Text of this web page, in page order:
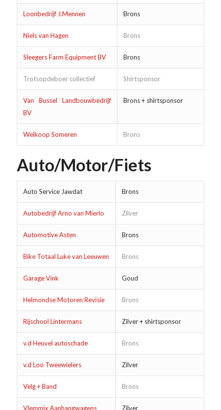
Loonbedrijf J.Mennen Brons
Niels van Hagen Brons
Sleegers Farm Equipment BV Brons
Trotsopdeboer collectief Shirtsponsor
Van Bussel Landbouwbedrijf
BV
Brons + shirtsponsor
Welkoop Someren Brons
Auto/Motor/Fiets
Auto Service Jawdat Brons
Autobedrijf Arno van Mierlo Zilver
Automotive Asten Brons
Bike Totaal Luke van Leeuwen Brons
Garage Vink Goud
Helmondse Motoren Revisie Brons
Rijschool Lintermans Zilver + shirtsponsor
v.d Heuvel autoschade Brons
v.d Loo Tweewielers Zilver
Velg + Band Brons
Vlemmix Aanhangwagens Zilver